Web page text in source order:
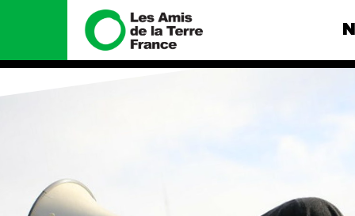
Missions et méthodes
enfumage